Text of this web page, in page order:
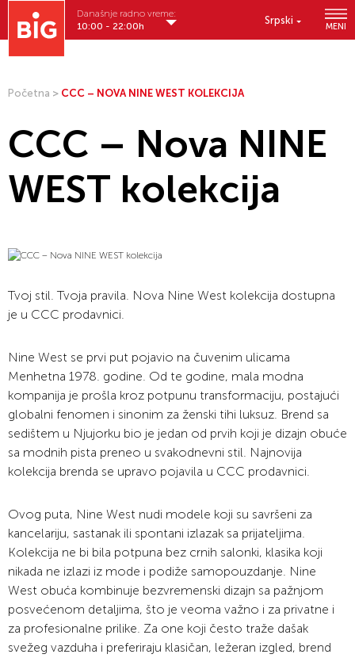
Srpski
MENI
Današnje radno vreme:
10:00 - 22:00h
Početna > CCC – NOVA NINE WEST KOLEKCIJA
CCC – Nova NINE
WEST kolekcija
Tvoj stil. Tvoja pravila. Nova Nine West kolekcija dostupna
je u CCC prodavnici.
Nine West se prvi put pojavio na čuvenim ulicama
Menhetna 1978. godine. Od te godine, mala modna
kompanija je prošla kroz potpunu transformaciju, postajući
globalni fenomen i sinonim za ženski tihi luksuz. Brend sa
sedištem u Njujorku bio je jedan od prvih koji je dizajn obuće
sa modnih pista preneo u svakodnevni stil. Najnovija
kolekcija brenda se upravo pojavila u CCC prodavnici.
Ovog puta, Nine West nudi modele koji su savršeni za
kancelariju, sastanak ili spontani izlazak sa prijateljima.
Kolekcija ne bi bila potpuna bez crnih salonki, klasika koji
nikada ne izlazi iz mode i podiže samopouzdanje. Nine
West obuća kombinuje bezvremenski dizajn sa pažnjom
posvećenom detaljima, što je veoma važno i za privatne i
za profesionalne prilike. Za one koji često traže dašak
svežeg vazduha i preferiraju klasičan, ležeran izgled, brend